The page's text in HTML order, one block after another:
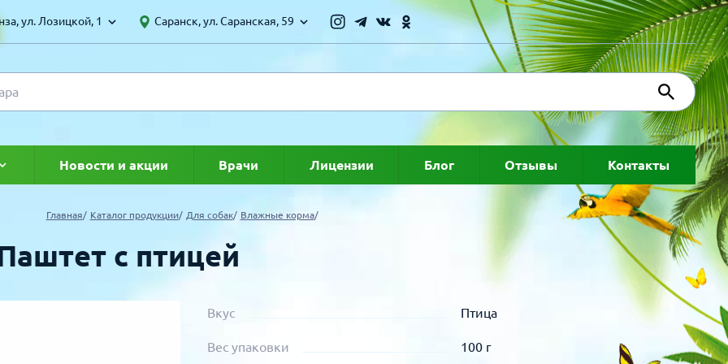
ул. Лозицкой, 1 Саранск, ул. Саранская, 59
Новости и акции Врачи Лицензии Блог Отзывы Контакты
Главная Каталог продукции Для собак Влажные корма
с птицей
Вкус Птица
Вес упаковки 100 г